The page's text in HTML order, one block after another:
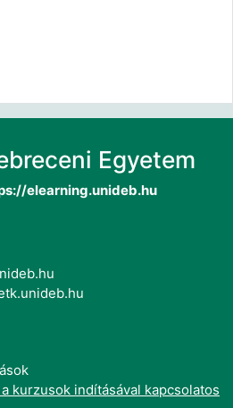
Egyetem
elearning.unideb.hu
kurzusok indításával kapcsolatos